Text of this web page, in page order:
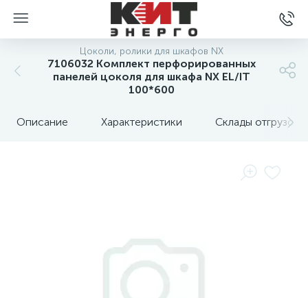
Цоколи, ролики для шкафов NX
7106032 Комплект перфорированных
панелей цоколя для шкафа NX EL/IT
100*600
Описание Характеристики Склады отгрузок